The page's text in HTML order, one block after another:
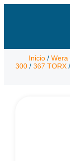
Inicio/ Wera
300/ 367 TORX/